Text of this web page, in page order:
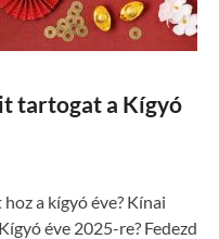
tartogat a Kígyó
a kígyó éve? Kínai
éve 2025-re? Fedezd